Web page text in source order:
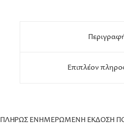
Επιπλέον
ΠΛΗΡΩΣ ΕΝΗΜΕΡΩΜΕΝΗ ΕΚΔΟΣΗ